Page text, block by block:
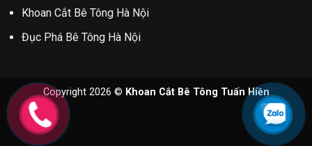
Khoan Cắt Bê Tông Hà Nội
Đục Phá Bê Tông Hà Nội
Copyright 2026 © Khoan Cắt Bê Tông Tuấn Hiền